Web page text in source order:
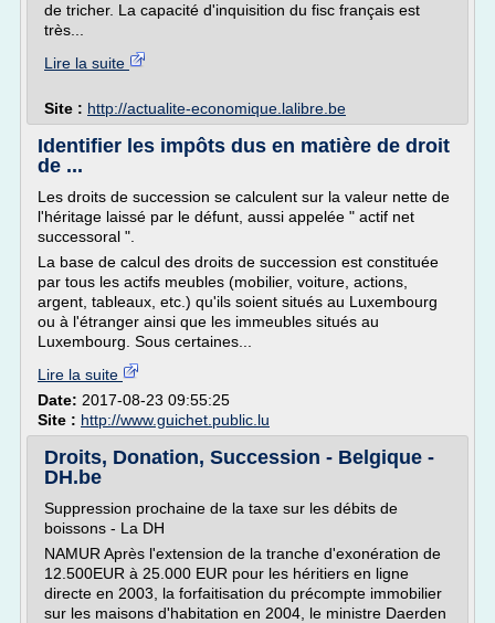
de tricher. La capacité d'inquisition du fisc français est
très...
Lire la suite
Site : http://actualite-economique.lalibre.be
Identifier les impôts dus en matière de droit
de ...
Les droits de succession se calculent sur la valeur nette de
l'héritage laissé par le défunt, aussi appelée " actif net
successoral ".
La base de calcul des droits de succession est constituée
par tous les actifs meubles (mobilier, voiture, actions,
argent, tableaux, etc.) qu'ils soient situés au Luxembourg
ou à l'étranger ainsi que les immeubles situés au
Luxembourg. Sous certaines...
Lire la suite
Date: 2017-08-23 09:55:25
Site : http://www.guichet.public.lu
Droits, Donation, Succession - Belgique -
DH.be
Suppression prochaine de la taxe sur les débits de
boissons - La DH
NAMUR Après l'extension de la tranche d'exonération de
12.500EUR à 25.000 EUR pour les héritiers en ligne
directe en 2003, la forfaitisation du précompte immobilier
sur les maisons d'habitation en 2004, le ministre Daerden